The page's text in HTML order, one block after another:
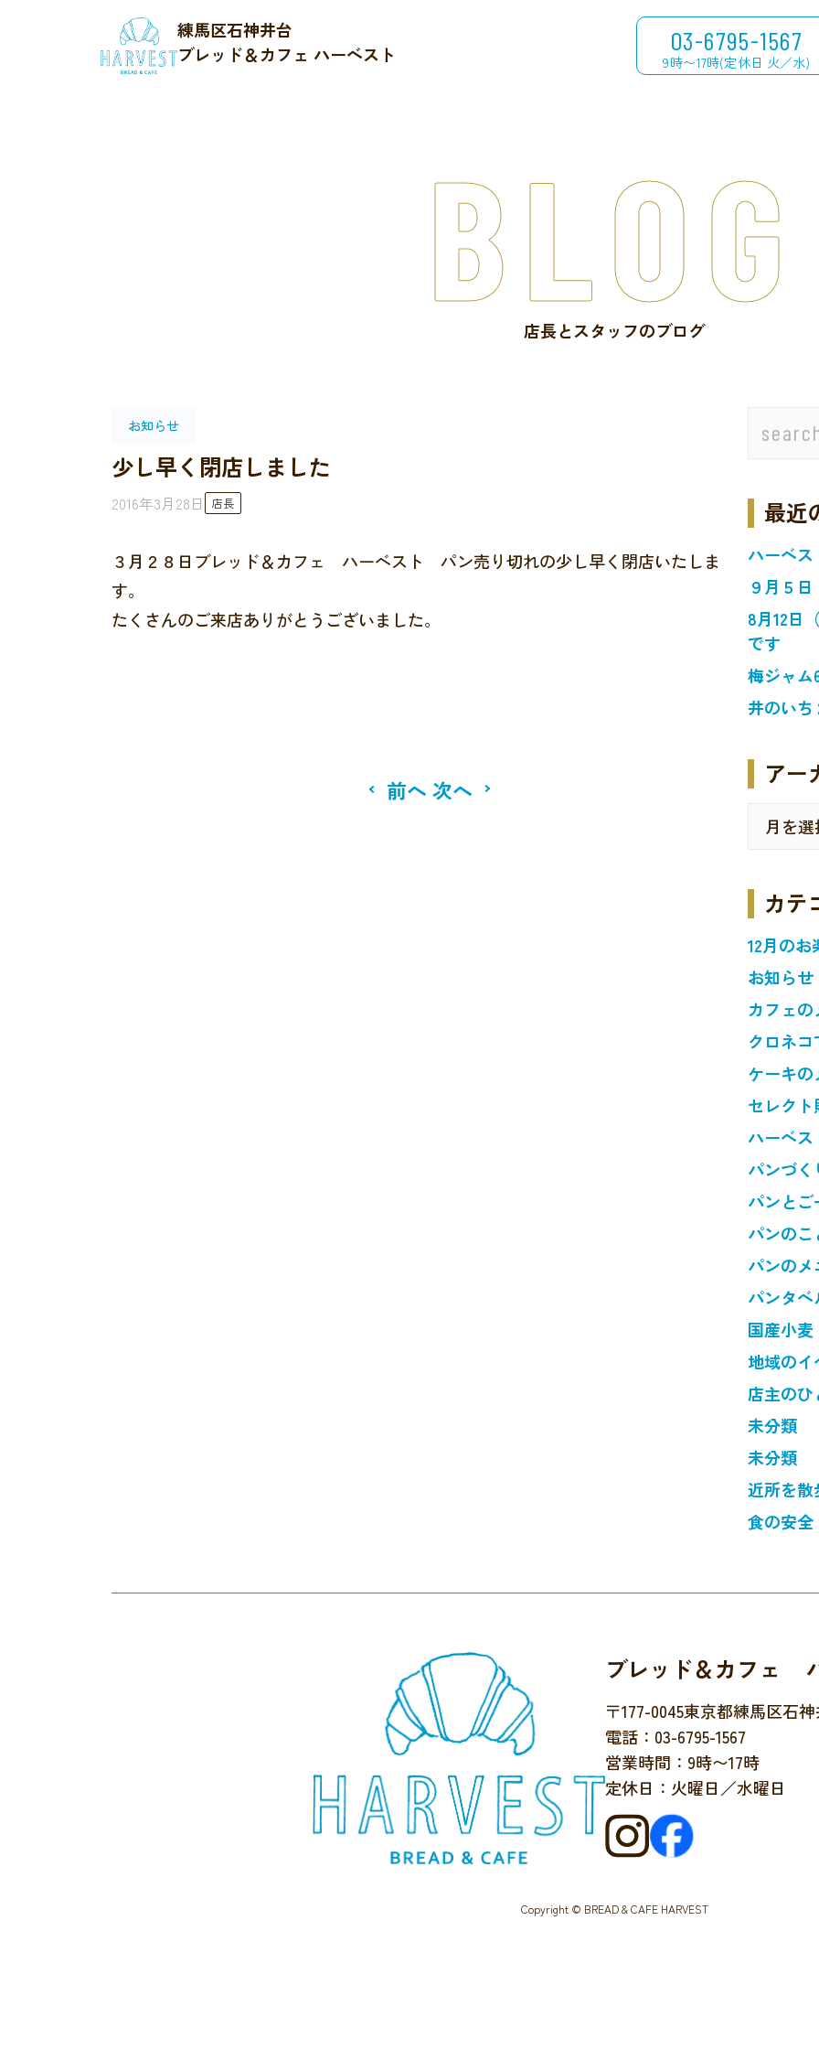
練馬区石神井台
ブレッド＆カフェ ハーベスト
03-6795-1567
9時〜17時(定休日 火／水)
店長とスタッフのブログ
BLOG
お知らせ
少し早く閉店しました
2016年3月28日 店長
３月２８日ブレッド＆カフェ ハーベスト パン売り切れの少し早く閉店いたしま
す。
たくさんのご来店ありがとうございました。
前へ 次へ
最近
ハーベス
９月５
8月12日
です
梅ジャム
井のいち
アー
カテ
12月のお
お知らせ
カフェの
クロネ
ケーキの
セレクト
ハーベス
パンづ
パンとご
パンのこ
パンのメ
パンタベ
国産小麦
地域のイ
店主のひ
未分類
未分類
近所を散
食の安全
ブレッド＆カフェ
〒177-0045東京都練馬区石
電話：03-6795-1567
営業時間：9時〜17時
定休日：火曜日／水曜日
Copyright © BREAD & CAFE HARVEST